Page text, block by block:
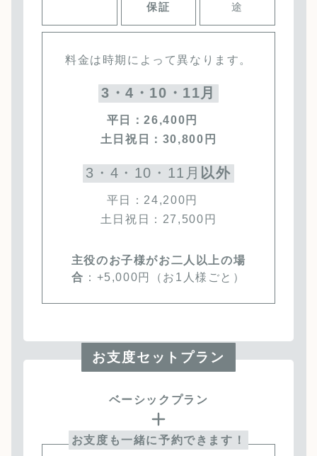
保証
途
料金は時期によって異なります。
3・4・10・11月
平日：26,400円
土日祝日：30,800円
3・4・10・11月 以外
平日：24,200円
土日祝日：27,500円
主役のお子様がお二人以上の場
合 ：+5,000円（お1人様ごと）
お支度セットプラン
ベーシックプラン
お支度も一緒に予約できます！